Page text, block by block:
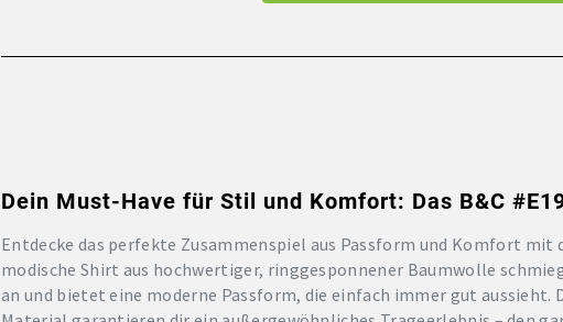
Dein Must-Have für Stil und Komfort: Das B&C
Entdecke das perfekte Zusammenspiel aus Passform und Komfort mit
modische Shirt aus hochwertiger, ringgesponnener Baumwolle
an und bietet eine moderne Passform, die einfach immer gut aussieht.